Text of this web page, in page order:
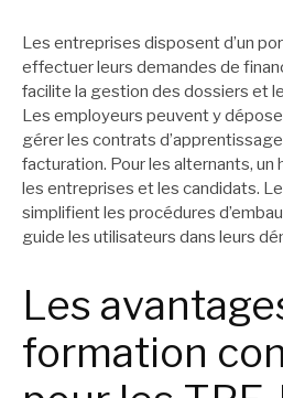
Les entreprises disposent d’un
effectuer leurs demandes de
facilite la gestion des dossiers et
Les employeurs peuvent y
gérer les contrats
facturation. Pour les alternants, un
les entreprises et les candidats.
simplifient les procédures
guide les utilisateurs dans leurs
Les
formation